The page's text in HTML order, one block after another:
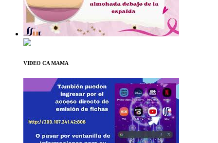
VIDEO CA MAMA